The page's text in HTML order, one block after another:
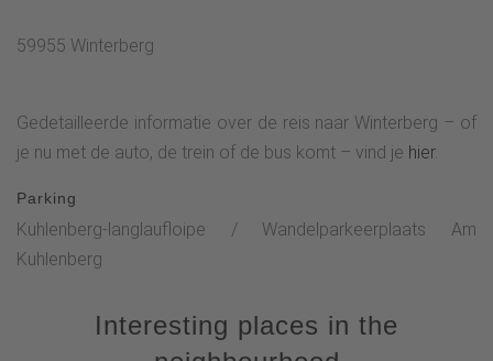
59955 Winterberg
Gedetailleerde informatie over de reis naar Winterberg – of
je nu met de auto, de trein of de bus komt – vind je hier.
Parking
Kuhlenberg-langlaufloipe / Wandelparkeerplaats Am
Kuhlenberg
Interesting places in the